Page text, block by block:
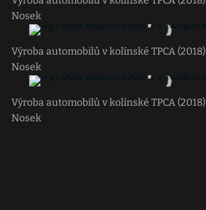
Nosek
Výroba automobilů v kolínské TPCA (2018)
Nosek
Výroba automobilů v kolínské TPCA (2018)
Nosek